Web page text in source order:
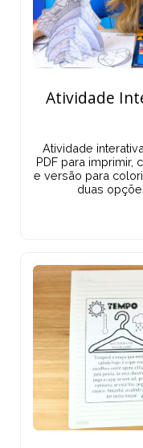
Atividade
Atividade
PDF para imprimir,
e versão para
duas